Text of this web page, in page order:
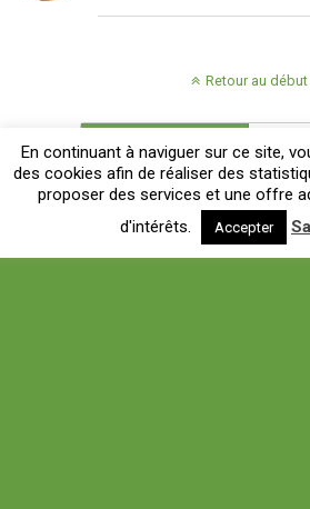
Retour au début
En continuant à naviguer sur ce site,
des cookies afin de réaliser des
proposer des services et une offre
d'intérêts.
Accepter